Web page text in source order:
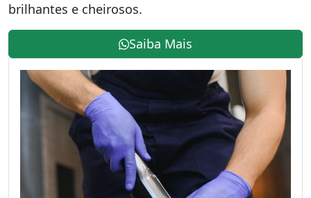
brilhantes e cheirosos.
Saiba Mais